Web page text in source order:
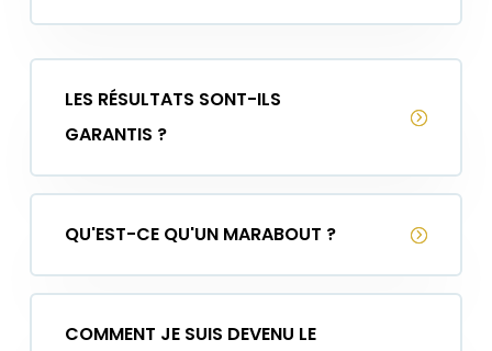
LES RÉSULTATS SONT-ILS
GARANTIS ?
QU'EST-CE QU'UN MARABOUT ?
COMMENT JE SUIS DEVENU LE